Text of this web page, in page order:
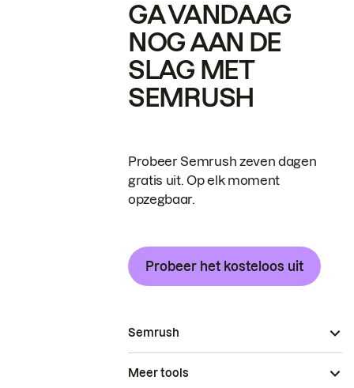
GA VANDAAG
NOG AAN DE
SLAG MET
SEMRUSH
Probeer Semrush zeven dagen
gratis uit. Op elk moment
opzegbaar.
Probeer het kosteloos uit
Semrush
Meer tools